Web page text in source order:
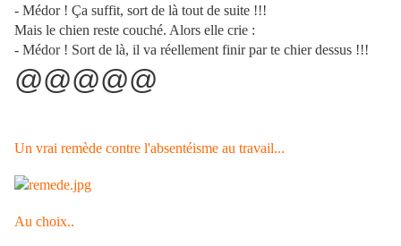
- Médor ! Ça suffit, sort de là tout de suite !!!
Mais le chien reste couché. Alors elle crie :
- Médor ! Sort de là, il va réellement finir par te chier dessus !!!
@@@@@
Un vrai remède contre l'absentéisme au travail...
Au choix..